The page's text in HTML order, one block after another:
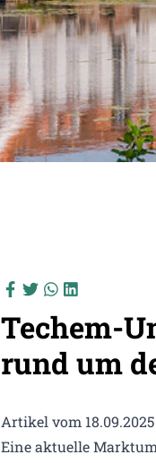
Techem-
rund um
Artikel vom 18.09.2025
Eine aktuelle